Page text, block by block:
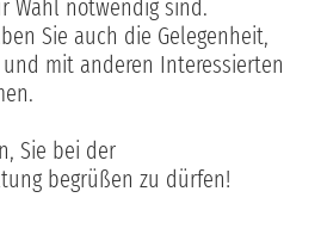
Wahl notwendig sind.
Sie auch die Gelegenheit,
mit anderen Interessierten
Sie bei der
begrüßen zu dürfen!